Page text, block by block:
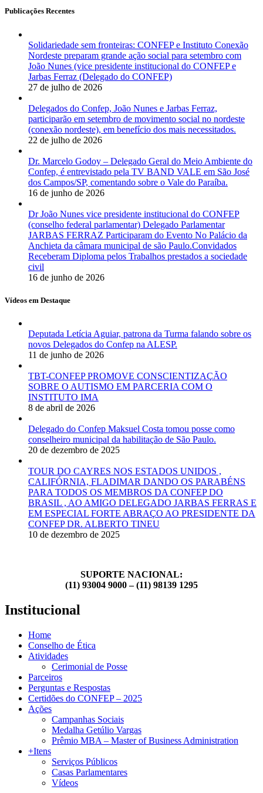
Publicações Recentes
Solidariedade sem fronteiras: CONFEP e Instituto Conexão
Nordeste preparam grande ação social para setembro com
João Nunes (vice presidente institucional do CONFEP e
Jarbas Ferraz (Delegado do CONFEP)
27 de julho de 2026
Delegados do Confep, João Nunes e Jarbas Ferraz,
participarão em setembro de movimento social no nordeste
(conexão nordeste), em benefício dos mais necessitados.
22 de julho de 2026
Dr. Marcelo Godoy – Delegado Geral do Meio Ambiente do
Confep, é entrevistado pela TV BAND VALE em São José
dos Campos/SP, comentando sobre o Vale do Paraíba.
16 de junho de 2026
Dr João Nunes vice presidente institucional do CONFEP
(conselho federal parlamentar) Delegado Parlamentar
JARBAS FERRAZ Participaram do Evento No Palácio da
Anchieta da câmara municipal de são Paulo.Convidados
Receberam Diploma pelos Trabalhos prestados a sociedade
civil
16 de junho de 2026
Vídeos em Destaque
Deputada Letícia Aguiar, patrona da Turma falando sobre os
novos Delegados do Confep na ALESP.
11 de junho de 2026
TBT-CONFEP PROMOVE CONSCIENTIZAÇÃO
SOBRE O AUTISMO EM PARCERIA COM O
INSTITUTO IMA
8 de abril de 2026
Delegado do Confep Maksuel Costa tomou posse como
conselheiro municipal da habilitação de São Paulo.
20 de dezembro de 2025
TOUR DO CAYRES NOS ESTADOS UNIDOS ,
CALIFÓRNIA, FLADIMAR DANDO OS PARABÉNS
PARA TODOS OS MEMBROS DA CONFEP DO
BRASIL , AO AMIGO DELEGADO JARBAS FERRAS E
EM ESPECIAL FORTE ABRAÇO AO PRESIDENTE DA
CONFEP DR. ALBERTO TINEU
10 de dezembro de 2025
SUPORTE NACIONAL:
(11) 93004 9000 – (11) 98139 1295
Institucional
Home
Conselho de Ética
Atividades
Cerimonial de Posse
Parceiros
Perguntas e Respostas
Certidões do CONFEP – 2025
Ações
Campanhas Sociais
Medalha Getúlio Vargas
Prêmio MBA – Master of Business Administration
+Itens
Serviços Públicos
Casas Parlamentares
Vídeos